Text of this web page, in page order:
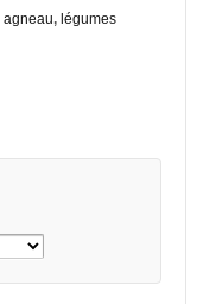
agneau, légumes